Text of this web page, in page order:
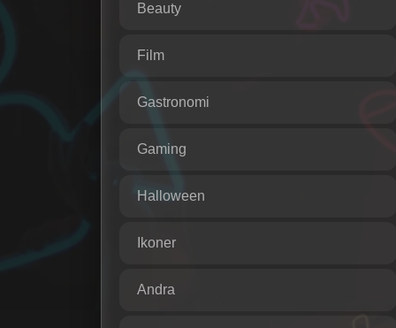
Beauty
Film
Gastronomi
Gaming
Halloween
Ikoner
Andra